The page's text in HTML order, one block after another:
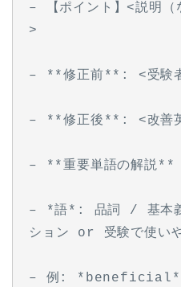
– 【ポイント】<説明（
>
– **修正前**: <受験
– **修正後**: <改善
– **重要単語の解説**
– *語*: 品詞 / 基本義
ション or 受験で使いや
– 例: